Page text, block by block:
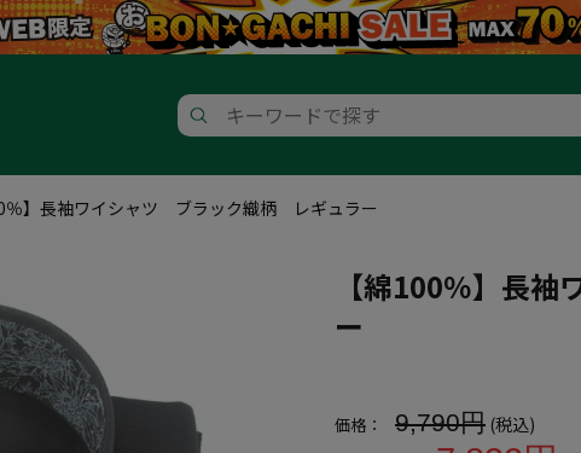
％】長袖ワイシャツ ブラック織柄 レギュラー
【綿100％】長
ー
価格： 9,790円 (税込)